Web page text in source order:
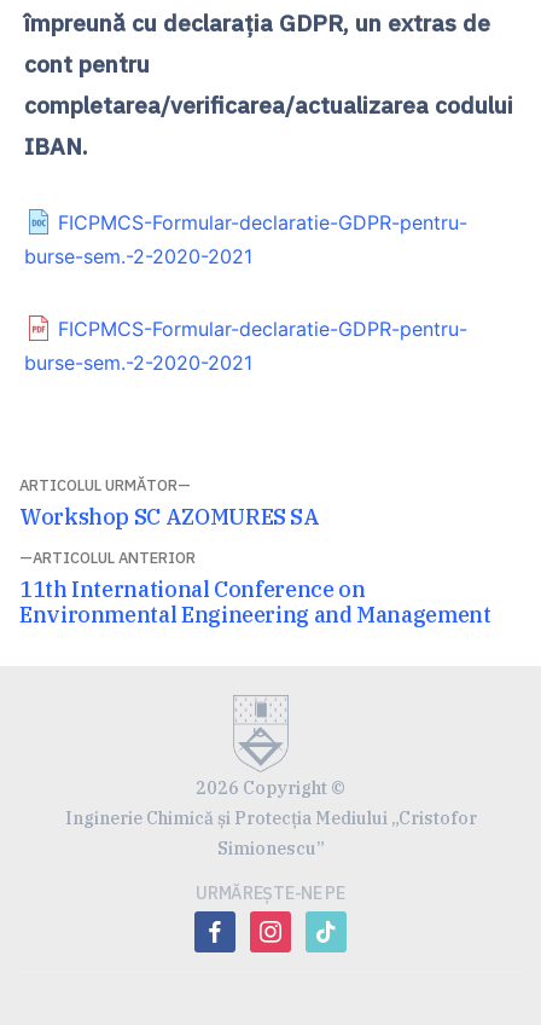
împreună cu declarația GDPR, un extras de
cont pentru
completarea/verificarea/actualizarea codului
IBAN.
FICPMCS-Formular-declaratie-GDPR-pentru-
burse-sem.-2-2020-2021
FICPMCS-Formular-declaratie-GDPR-pentru-
burse-sem.-2-2020-2021
Navigare
în
articole
ARTICOLUL ANTERIOR
Articolul
anterior:
11th International Conference on
Environmental Engineering and Management
ARTICOLUL URMĂTOR
Articolul
Workshop SC AZOMURES SA
2026 Copyright ©
Inginerie Chimică și Protecția Mediului „Cristofor
Simionescu”
URMĂREȘTE-NE PE
facebookinstagram
tiktok